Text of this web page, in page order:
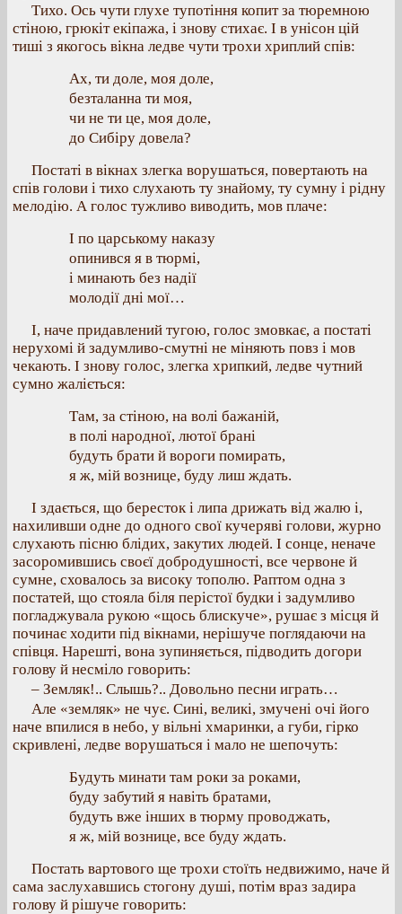
Тихо. Ось чути глухе тупотіння копит за тюремною
стіною, грюкіт екіпажа, і знову стихає. І в унісон цій
тиші з якогось вікна ледве чути трохи хриплий спів:
Ах, ти доле, моя доле,
безталанна ти моя,
чи не ти це, моя доле,
до Сибіру довела?
Постаті в вікнах злегка ворушаться, повертають на
спів голови і тихо слухають ту знайому, ту сумну і рідну
мелодію. А голос тужливо виводить, мов плаче:
І по царському наказу
опинився я в тюрмі,
і минають без надії
молодії дні мої…
І, наче придавлений тугою, голос змовкає, а постаті
нерухомі й задумливо-смутні не міняють повз і мов
чекають. І знову голос, злегка хрипкий, ледве чутний
сумно жаліється:
Там, за стіною, на волі бажаній,
в полі народної, лютої брані
будуть брати й вороги помирать,
я ж, мій вознице, буду лиш ждать.
І здається, що бересток і липа дрижать від жалю і,
нахиливши одне до одного свої кучеряві голови, журно
слухають пісню блідих, закутих людей. І сонце, неначе
засоромившись своєї добродушності, все червоне й
сумне, сховалось за високу тополю. Раптом одна з
постатей, що стояла біля перістої будки і задумливо
погладжувала рукою «щось блискуче», рушає з місця й
починає ходити під вікнами, нерішуче поглядаючи на
співця. Нарешті, вона зупиняється, підводить догори
голову й несміло говорить:
– Земляк!.. Слышь?.. Довольно песни играть…
Але «земляк» не чує. Сині, великі, змучені очі його
наче впилися в небо, у вільні хмаринки, а губи, гірко
скривлені, ледве ворушаться і мало не шепочуть:
Будуть минати там роки за роками,
буду забутий я навіть братами,
будуть вже інших в тюрму проводжать,
я ж, мій вознице, все буду ждать.
Постать вартового ще трохи стоїть недвижимо, наче й
сама заслухавшись стогону душі, потім враз задира
голову й рішуче говорить: